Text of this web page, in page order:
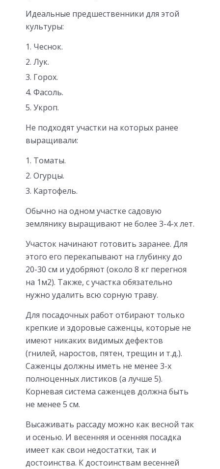
Идеальные предшественники для этой
культуры:
Чеснок.
Лук.
Горох.
Фасоль.
Укроп.
Не подходят участки на которых ранее
выращивали:
Томаты.
Огурцы.
Картофель.
Обычно на одном участке садовую
землянику выращивают не более 3-4-х лет.
Участок начинают готовить заранее. Для
этого его перекапывают на глубинку до
20-30 см и удобряют (около 8 кг перегноя
на 1м2). Также, с участка обязательно
нужно удалить всю сорную траву.
Для посадочных работ отбирают только
крепкие и здоровые саженцы, которые не
имеют никаких видимых дефектов
(гнилей, наростов, пятен, трещин и т.д.).
Саженцы должны иметь не менее 3-х
полноценных листиков (а лучше 5).
Корневая система саженцев должна быть
не менее 5 см.
Высаживать рассаду можно как весной так
и осенью. И весенняя и осенняя посадка
имеет как свои недостатки, так и
достоинства. К достоинствам весенней